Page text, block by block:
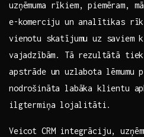
uzņēmuma rīkiem, piemēram,
⁣e-komerciju ‍un​ analītikas
vienotu skatījumu uz saviem⁢
⁤vajadzībām.‍ Tā rezultātā
apstrāde un ⁢uzlabota⁢ lēmumu
nodrošināta ​labāka⁤ klientu
ilgtermiņa ⁤lojalitāti.
Veicot CRM integrāciju,